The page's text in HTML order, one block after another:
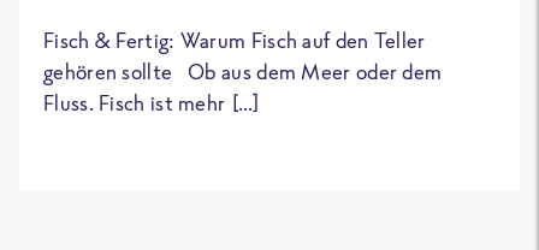
Fisch & Fertig: Warum Fisch auf den Teller
gehören sollte Ob aus dem Meer oder dem
Fluss. Fisch ist mehr […]